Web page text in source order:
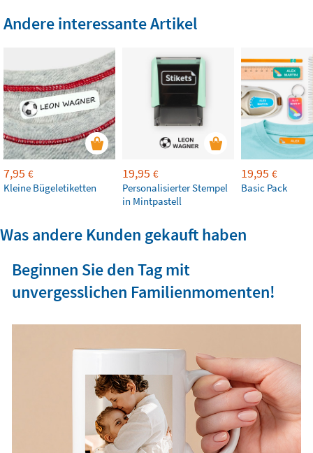
Andere interessante Artikel
7,95 €
Kleine Bügeletiketten
19,95 €
Personalisierter Stempel
in Mintpastell
19,95 €
Basic Pack
Was andere Kunden gekauft haben
Beginnen Sie den Tag mit
unvergesslichen Familienmomenten!